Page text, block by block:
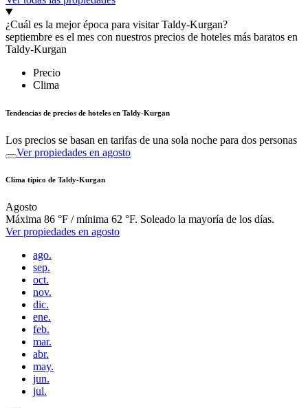
¿Cuál es la mejor época para visitar Taldy-Kurgan?
septiembre es el mes con nuestros precios de hoteles más baratos en
Taldy-Kurgan
Precio
Clima
Tendencias de precios de hoteles en Taldy-Kurgan
Los precios se basan en tarifas de una sola noche para dos personas
Ver propiedades en agosto
Clima típico de Taldy-Kurgan
Agosto
Máxima 86 °F / mínima 62 °F. Soleado la mayoría de los días.
Ver propiedades en agosto
ago.
sep.
oct.
nov.
dic.
ene.
feb.
mar.
abr.
may.
jun.
jul.